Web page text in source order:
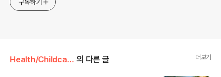
구독하기
Health/Childcare 의 다른 글 더보기